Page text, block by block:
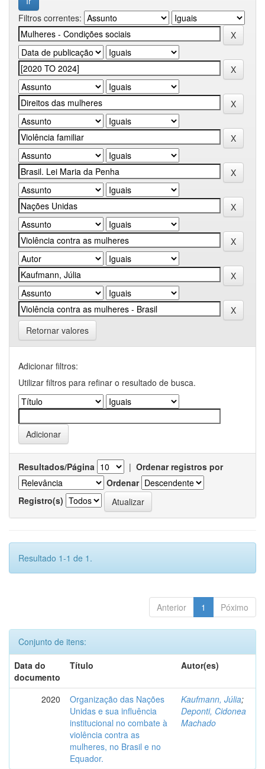
Filtros correntes:
Retornar valores
Adicionar filtros:
Utilizar filtros para refinar o resultado de busca.
Resultados/Página | Ordenar registros por
Ordenar
Registro(s)
Resultado 1-1 de 1.
Anterior 1 Póximo
Conjunto de itens:
Data do
documento
Título Autor(es)
2020
Organização das Nações
Unidas e sua influência
institucional no combate à
violência contra as
mulheres, no Brasil e no
Equador.
Kaufmann, Júlia;
Deponti, Cidonea
Machado